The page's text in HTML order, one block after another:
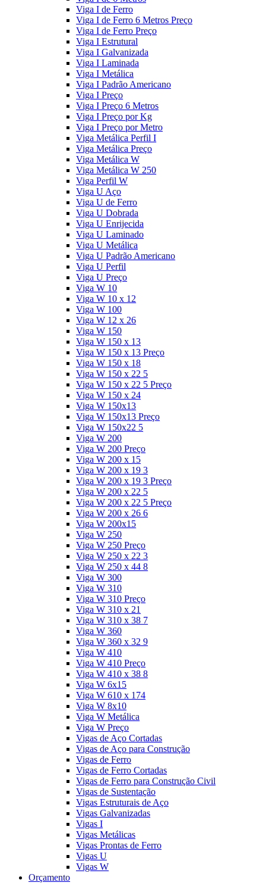
Viga I de Ferro
Viga I de Ferro 6 Metros Preço
Viga I de Ferro Preço
Viga I Estrutural
Viga I Galvanizada
Viga I Laminada
Viga I Metálica
Viga I Padrão Americano
Viga I Preço
Viga I Preço 6 Metros
Viga I Preço por Kg
Viga I Preço por Metro
Viga Metálica Perfil I
Viga Metálica Preço
Viga Metálica W
Viga Metálica W 250
Viga Perfil W
Viga U Aço
Viga U de Ferro
Viga U Dobrada
Viga U Enrijecida
Viga U Laminado
Viga U Metálica
Viga U Padrão Americano
Viga U Perfil
Viga U Preço
Viga W 10
Viga W 10 x 12
Viga W 100
Viga W 12 x 26
Viga W 150
Viga W 150 x 13
Viga W 150 x 13 Preço
Viga W 150 x 18
Viga W 150 x 22 5
Viga W 150 x 22 5 Preço
Viga W 150 x 24
Viga W 150x13
Viga W 150x13 Preço
Viga W 150x22 5
Viga W 200
Viga W 200 Preço
Viga W 200 x 15
Viga W 200 x 19 3
Viga W 200 x 19 3 Preço
Viga W 200 x 22 5
Viga W 200 x 22 5 Preço
Viga W 200 x 26 6
Viga W 200x15
Viga W 250
Viga W 250 Preço
Viga W 250 x 22 3
Viga W 250 x 44 8
Viga W 300
Viga W 310
Viga W 310 Preço
Viga W 310 x 21
Viga W 310 x 38 7
Viga W 360
Viga W 360 x 32 9
Viga W 410
Viga W 410 Preço
Viga W 410 x 38 8
Viga W 6x15
Viga W 610 x 174
Viga W 8x10
Viga W Metálica
Viga W Preço
Vigas de Aço Cortadas
Vigas de Aço para Construção
Vigas de Ferro
Vigas de Ferro Cortadas
Vigas de Ferro para Construção Civil
Vigas de Sustentação
Vigas Estruturais de Aço
Vigas Galvanizadas
Vigas I
Vigas Metálicas
Vigas Prontas de Ferro
Vigas U
Vigas W
Orçamento